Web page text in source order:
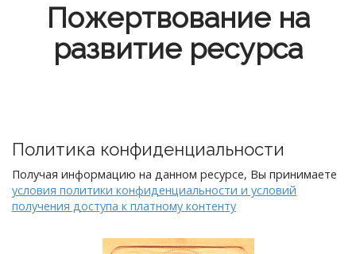
Пожертвование на
развитие ресурса
Политика конфиденциальности
Получая информацию на данном ресурсе, Вы принимаете
условия политики конфиденциальности и условий
получения доступа к платному контенту